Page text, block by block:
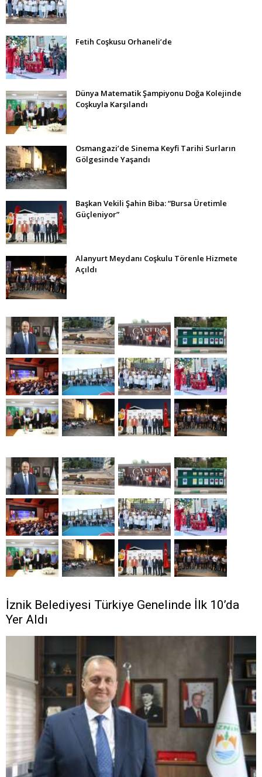
Fetih Coşkusu Orhaneli’de
Dünya Matematik Şampiyonu Doğa Kolejinde
Coşkuyla Karşılandı
Osmangazi’de Sinema Keyfi Tarihi Surların
Gölgesinde Yaşandı
Başkan Vekili Şahin Biba: “Bursa Üretimle
Güçleniyor”
Alanyurt Meydanı Coşkulu Törenle Hizmete
Açıldı
İznik Belediyesi Türkiye Genelinde İlk 10’da
Yer Aldı